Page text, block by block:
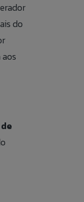
do